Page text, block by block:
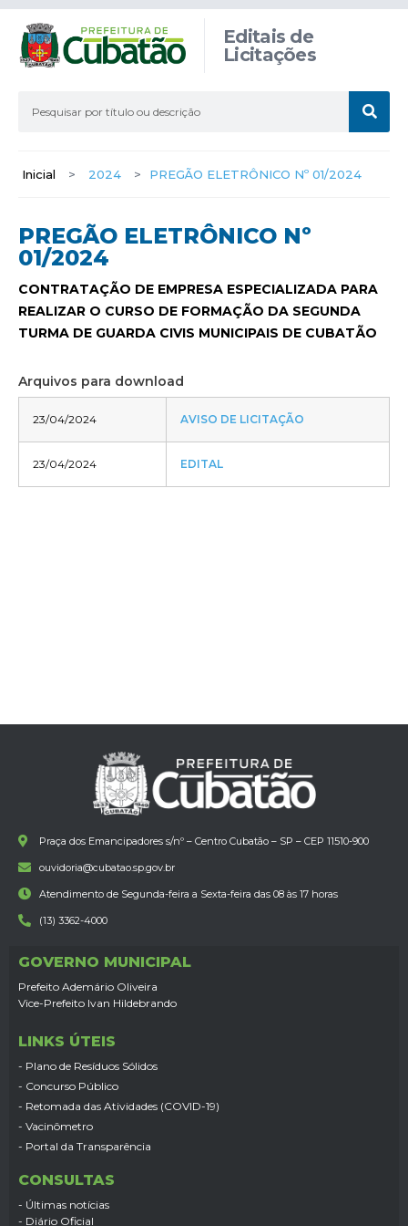
Editais de
Licitações
Inicial > 2024 > PREGÃO ELETRÔNICO Nº 01/2024
PREGÃO ELETRÔNICO Nº
01/2024
CONTRATAÇÃO DE EMPRESA ESPECIALIZADA PARA
REALIZAR O CURSO DE FORMAÇÃO DA SEGUNDA
TURMA DE GUARDA CIVIS MUNICIPAIS DE CUBATÃO
Arquivos para download
23/04/2024 AVISO DE LICITAÇÃO
23/04/2024 EDITAL
Praça dos Emancipadores s/nº – Centro Cubatão – SP – CEP 11510-900
ouvidoria@cubatao.sp.gov.br
Atendimento de Segunda-feira a Sexta-feira das 08 às 17 horas
(13) 3362-4000
GOVERNO MUNICIPAL
Prefeito Ademário Oliveira
Vice-Prefeito Ivan Hildebrando
LINKS ÚTEIS
- Plano de Resíduos Sólidos
- Concurso Público
- Retomada das Atividades (COVID-19)
- Vacinômetro
- Portal da Transparência
CONSULTAS
- Últimas notícias
- Diário Oficial